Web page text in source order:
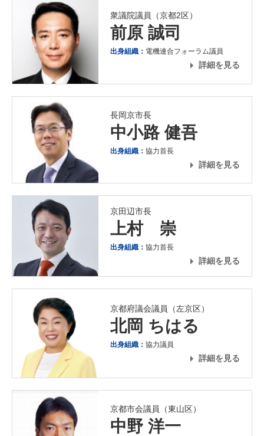
衆議院議員（京都2区）
前原 誠司
出身組織： 電機連合フォーラム議員
詳細を見る
長岡京市長
中小路 健吾
出身組織：協力首長
詳細を見る
京田辺市長
上村 崇
出身組織：協力首長
詳細を見る
京都府議会議員（左京区）
北岡 ちはる
出身組織：協力議員
詳細を見る
京都市会議員（東山区）
中野 洋一